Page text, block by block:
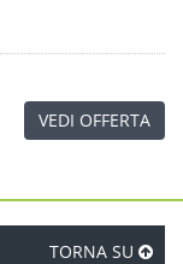
VEDI OFFERTA
TORNA SU